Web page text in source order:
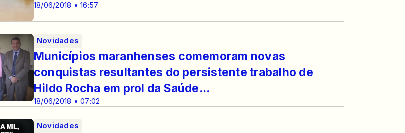
18/06/2018 • 16:57
Novidades
18/06/2018 • 07:02
Municípios maranhenses comemoram novas
conquistas resultantes do persistente trabalho de
Hildo Rocha em prol da Saúde...
Novidades